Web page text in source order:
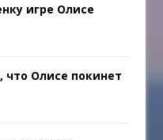
игре Олисе
что Олисе покинет